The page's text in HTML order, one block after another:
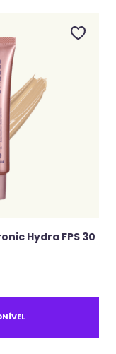
Hydra FPS 30